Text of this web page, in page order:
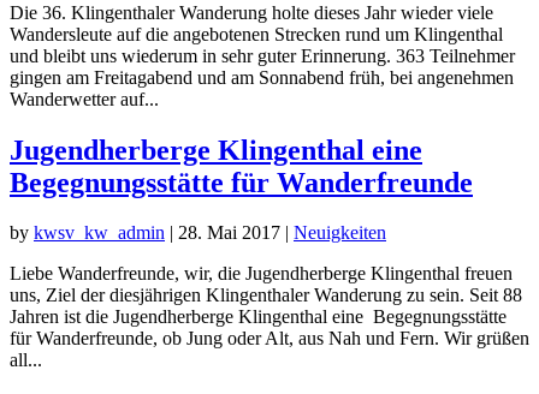
Die 36. Klingenthaler Wanderung holte dieses Jahr wieder viele
Wandersleute auf die angebotenen Strecken rund um Klingenthal
und bleibt uns wiederum in sehr guter Erinnerung. 363 Teilnehmer
gingen am Freitagabend und am Sonnabend früh, bei angenehmen
Wanderwetter auf...
Jugendherberge Klingenthal eine
Begegnungsstätte für Wanderfreunde
by kwsv_kw_admin | 28. Mai 2017 | Neuigkeiten
Liebe Wanderfreunde, wir, die Jugendherberge Klingenthal freuen
uns, Ziel der diesjährigen Klingenthaler Wanderung zu sein. Seit 88
Jahren ist die Jugendherberge Klingenthal eine Begegnungsstätte
für Wanderfreunde, ob Jung oder Alt, aus Nah und Fern. Wir grüßen
all...